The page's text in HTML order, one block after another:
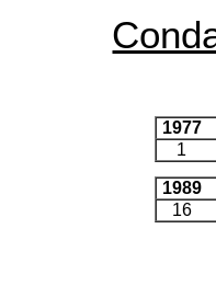
1977
1
1989
16